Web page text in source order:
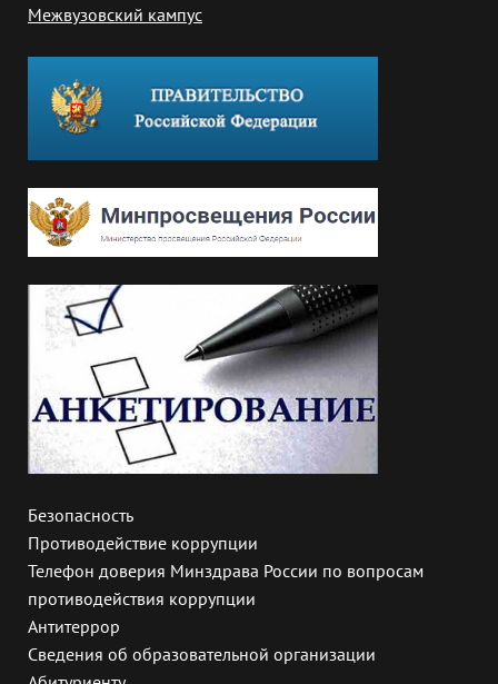
Межвузовский кампус
Безопасность
Противодействие коррупции
Телефон доверия Минздрава России по вопросам
противодействия коррупции
Антитеррор
Сведения об образовательной организации